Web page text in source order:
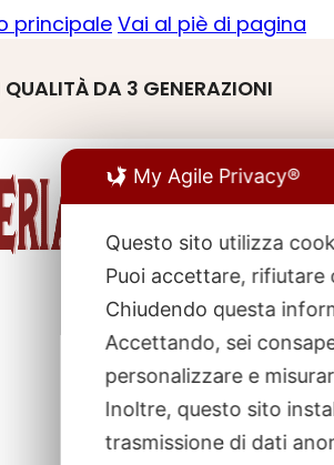
principaleVai al piè di pagina
DA 3 GENERAZIONI
My Agile Privacy®
Questo sito utilizza
Puoi accettare, rifiutare
Chiudendo questa
Accettando, sei
personalizzare e
Inoltre, questo sito
trasmissione di dati